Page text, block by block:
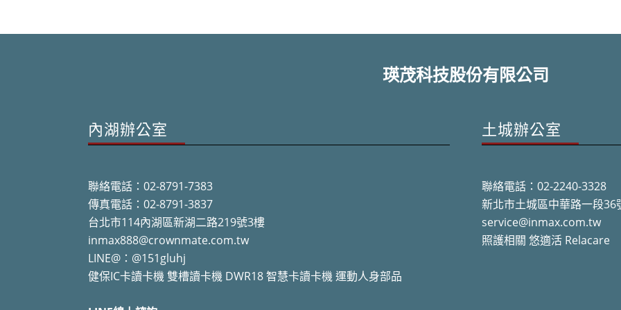
瑛茂科技股份有限公司
內湖辦公室
聯絡電話：02-8791-7383
傳真電話：02-8791-3837
台北市114內湖區新湖二路219號3樓
inmax888@crownmate.com.tw
LINE@：@151gluhj
健保IC卡讀卡機 雙槽讀卡機 DWR18 智慧卡讀卡機 運動人身部品
土城辦公室
聯絡電話：02-2240-3328
新北市土城區中華路一段36
service@inmax.com.tw
照護相關 悠適活 Relacare